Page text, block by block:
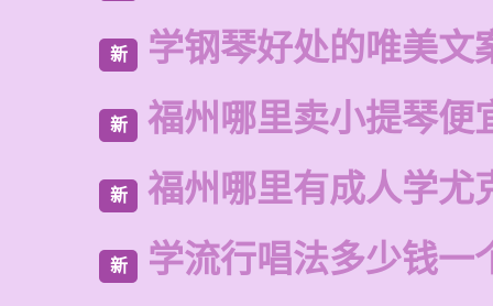
新 学钢琴好处的唯美文
新 福州哪里卖小提琴便
新 福州哪里有成人学尤
新 学流行唱法多少钱一